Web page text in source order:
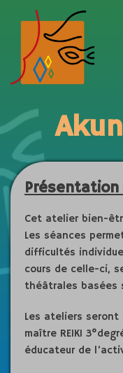
Aller
contenu
Présentation
Cet atelier bien-
Les séances
difficultés
cours de celle-ci,
théâtrales basées
Les ateliers seront
maître REIKI
éducateur de